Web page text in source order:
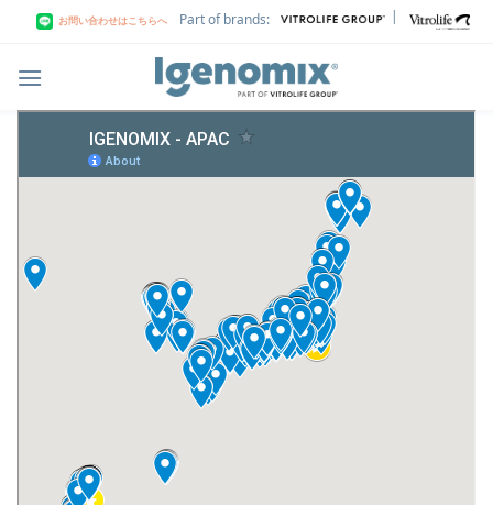
お問い合わせはこちらへ Part of brands: |